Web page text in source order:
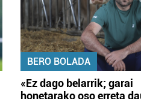
BERO BOLADA
«Ez dago belarrik; garai
honetarako oso erreta